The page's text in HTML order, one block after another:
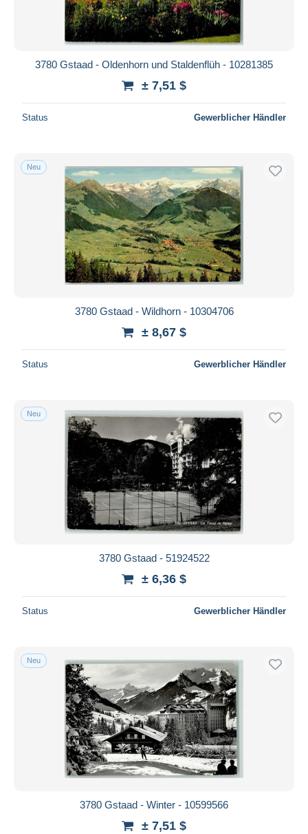
3780 Gstaad - Oldenhorn und Staldenflüh - 10281385
± 7,51 $
Status Gewerblicher Händler
Neu
3780 Gstaad - Wildhorn - 10304706
± 8,67 $
Status Gewerblicher Händler
Neu
3780 Gstaad - 51924522
± 6,36 $
Status Gewerblicher Händler
Neu
3780 Gstaad - Winter - 10599566
± 7,51 $